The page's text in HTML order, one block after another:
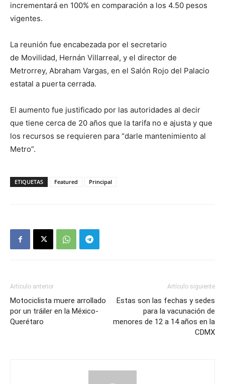
incrementará en 100% en comparación a los 4.50 pesos
vigentes.
La reunión fue encabezada por el secretario
de Movilidad, Hernán Villarreal, y el director de
Metrorrey, Abraham Vargas, en el Salón Rojo del Palacio
estatal a puerta cerrada.
El aumento fue justificado por las autoridades al decir
que tiene cerca de 20 años que la tarifa no e ajusta y que
los recursos se requieren para “darle mantenimiento al
Metro”.
ETIQUETAS Featured Principal
Artículo anterior
Motociclista muere arrollado
por un tráiler en la México-
Querétaro
Artículo siguiente
Estas son las fechas y sedes
para la vacunación de
menores de 12 a 14 años en la
CDMX